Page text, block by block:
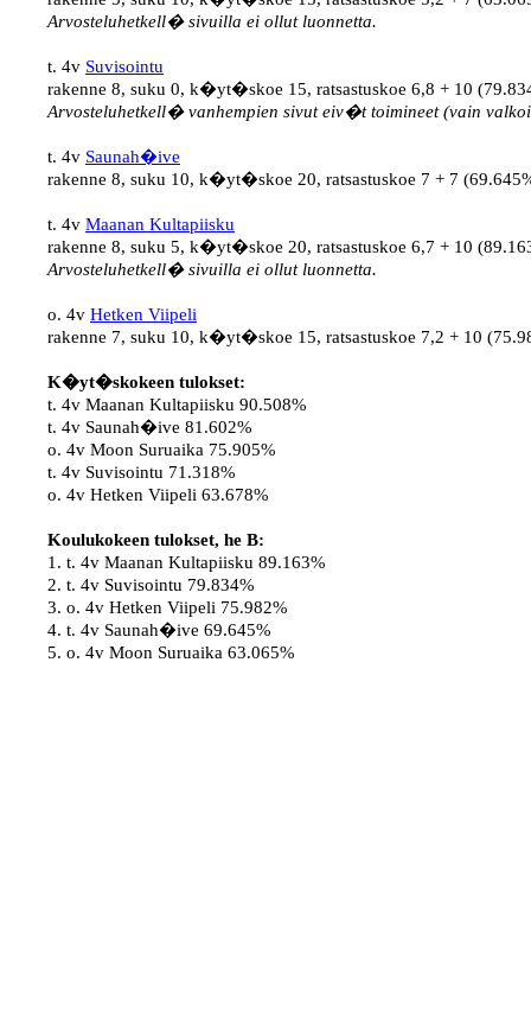
Arvosteluhetkell� sivuilla ei ollut luonnetta.
t. 4v Suvisointu
rakenne 8, suku 0, k�yt�skoe 15, ratsastuskoe 6,8 + 10
Arvosteluhetkell� vanhempien sivut eiv�t toimineet (vain
t. 4v Saunah�ive
rakenne 8, suku 10, k�yt�skoe 20, ratsastuskoe 7 + 7
t. 4v Maanan Kultapiisku
rakenne 8, suku 5, k�yt�skoe 20, ratsastuskoe 6,7 + 10
Arvosteluhetkell� sivuilla ei ollut luonnetta.
o. 4v Hetken Viipeli
rakenne 7, suku 10, k�yt�skoe 15, ratsastuskoe 7,2 + 10
K�yt�skokeen tulokset:
t. 4v Maanan Kultapiisku 90.508%
t. 4v Saunah�ive 81.602%
o. 4v Moon Suruaika 75.905%
t. 4v Suvisointu 71.318%
o. 4v Hetken Viipeli 63.678%
Koulukokeen tulokset, he B:
1. t. 4v Maanan Kultapiisku 89.163%
2. t. 4v Suvisointu 79.834%
3. o. 4v Hetken Viipeli 75.982%
4. t. 4v Saunah�ive 69.645%
5. o. 4v Moon Suruaika 63.065%